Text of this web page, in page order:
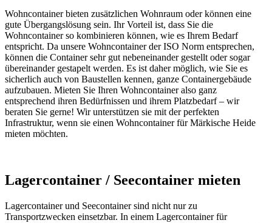
Wohncontainer bieten zusätzlichen Wohnraum oder können eine
gute Übergangslösung sein. Ihr Vorteil ist, dass Sie die
Wohncontainer so kombinieren können, wie es Ihrem Bedarf
entspricht. Da unsere Wohncontainer der ISO Norm entsprechen,
können die Container sehr gut nebeneinander gestellt oder sogar
übereinander gestapelt werden. Es ist daher möglich, wie Sie es
sicherlich auch von Baustellen kennen, ganze Containergebäude
aufzubauen. Mieten Sie Ihren Wohncontainer also ganz
entsprechend ihren Bedürfnissen und ihrem Platzbedarf – wir
beraten Sie gerne! Wir unterstützen sie mit der perfekten
Infrastruktur, wenn sie einen Wohncontainer für Märkische Heide
mieten möchten.
Lagercontainer / Seecontainer mieten
Lagercontainer und Seecontainer sind nicht nur zu
Transportzwecken einsetzbar. In einem Lagercontainer für